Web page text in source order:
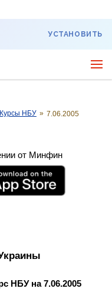
УСТАНОВИТЬ
Курсы НБУ » 7.06.2005
от Минфин
НБУ на 7.06.2005